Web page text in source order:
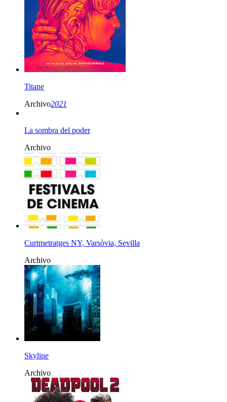
Titane
Archivo2021
La sombra del poder
Archivo
Curtmetratges NY, Varsòvia, Sevilla
Archivo
Skyline
Archivo